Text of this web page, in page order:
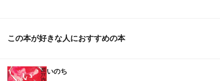
この本が好きな人におすすめの本
いのち